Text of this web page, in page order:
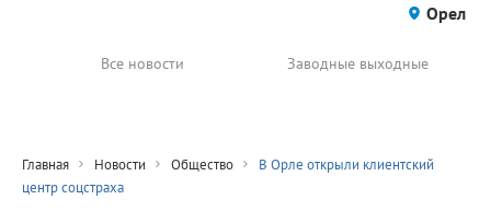
Орел
Все новости Заводные выходные
Главная Новости Общество
В Орле открыли клиентский
центр соцстраха